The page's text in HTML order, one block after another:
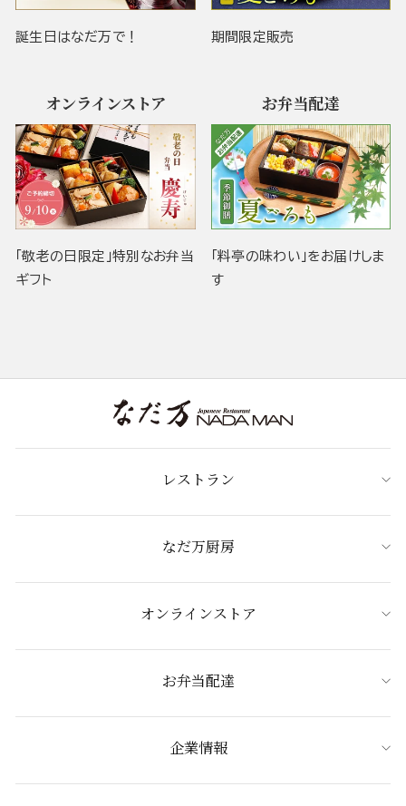
誕生日はなだ万で！ 期間限定販売
オンラインストア
「敬老の日限定」特別なお弁当
ギフト
お弁当配達
「料亭の味わい」をお届けしま
す
レストラン
なだ万厨房
オンラインストア
お弁当配達
企業情報